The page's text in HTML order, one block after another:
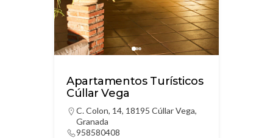
Apartamentos Turísticos
Cúllar Vega
C. Colon, 14, 18195 Cúllar Vega,
Granada
958580408